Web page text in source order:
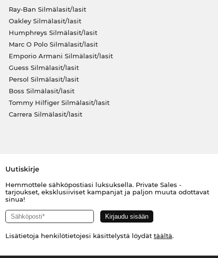
Ray-Ban Silmälasit/lasit
Oakley Silmälasit/lasit
Humphreys Silmälasit/lasit
Marc O Polo Silmälasit/lasit
Emporio Armani Silmälasit/lasit
Guess Silmälasit/lasit
Persol Silmälasit/lasit
Boss Silmälasit/lasit
Tommy Hilfiger Silmälasit/lasit
Carrera Silmälasit/lasit
Uutiskirje
Hemmottele sähköpostiasi luksuksella. Private Sales -
tarjoukset, eksklusiiviset kampanjat ja paljon muuta odottavat
sinua!
Lisätietoja henkilötietojesi käsittelystä löydät täältä.